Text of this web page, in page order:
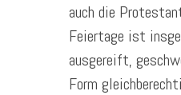
auch die
Feiertage ist
ausgereift,
Form